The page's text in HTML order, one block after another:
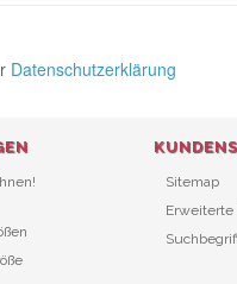
Datenschutzerklärung
Sitemap
Erweiterte